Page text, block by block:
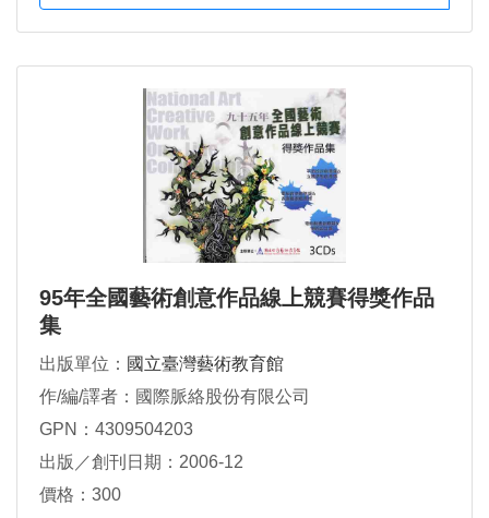
95年全國藝術創意作品線上競賽得獎作品
集
出版單位： 國立臺灣藝術教育館
作/編/譯者：國際脈絡股份有限公司
GPN：4309504203
出版／創刊日期：2006-12
價格：300